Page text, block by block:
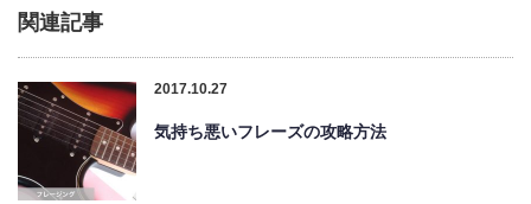
関連記事
2017.10.27
気持ち悪いフレーズの攻略方法